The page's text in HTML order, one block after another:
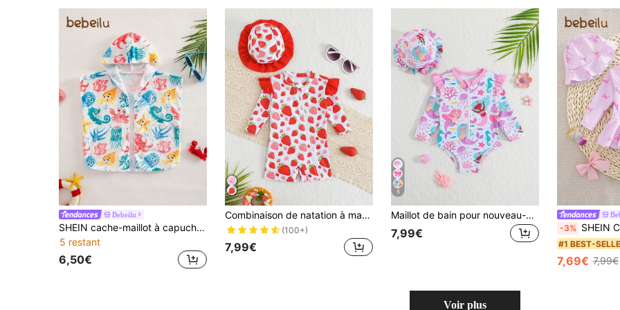
Bebeilu
SHEIN cache-maillot à capuche imprimée de créatures marines mignonne pour bébé nouveau-né, convient pour la plage et les vacances
5 restant
6,50€
Combinaison de natation à manches longues avec capuche imprimée de fruits pour nouveau-né et nourrisson
(100+)
7,99€
5
Maillot de bain pour nouveau-né, imprimé sirène, en tissu tricoté, avec bords volantés, maillot de bain une pièce, avec chapeau, pour filles, mode loisir, raffiné, convient pour la natation, les vacances, l'été
7,99€ -3% SHEIN Combinaison de bain une pièce pour bébé fille
#1 BEST-
7,69€ 7,99€
Voir plus